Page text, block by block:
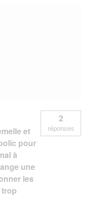
et
pour
à
une
les
2
réponses